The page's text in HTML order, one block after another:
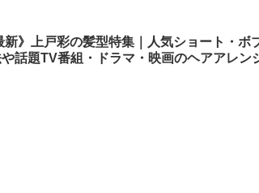
新》上戸彩の髪型特集｜人気ショート・ボ
話題TV番組・ドラマ・映画のヘアアレン